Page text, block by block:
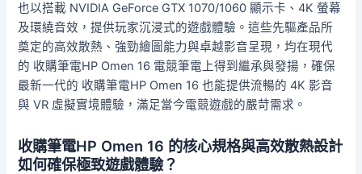
也以搭載 NVIDIA GeForce GTX 1070/1060 顯示卡、4K 螢幕
及環繞音效，提供玩家沉浸式的遊戲體驗。這些先驅產品所
奠定的高效散熱、強勁繪圖能力與卓越影音呈現，均在現代
的 收購筆電HP Omen 16 電競筆電上得到繼承與發揚，確保
最新一代的 收購筆電HP Omen 16 也能提供流暢的 4K 影音
與 VR 虛擬實境體驗，滿足當今電競遊戲的嚴苛需求。
收購筆電HP Omen 16 的核心規格與高效散熱設計
如何確保極致遊戲體驗？